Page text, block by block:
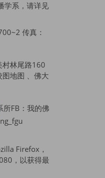
学系，请详见
传真：
林尾路160
图地图 、佛大
所FB：我的佛
Firefox，
，以获得最